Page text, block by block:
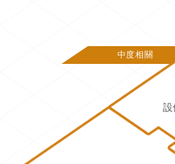
中度相關
設